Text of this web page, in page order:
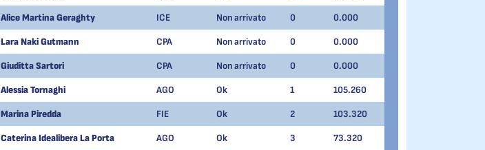
Alice Martina Geraghty ICE Non arrivato 0 0.000
Lara Naki Gutmann CPA Non arrivato 0 0.000
Giuditta Sartori CPA Non arrivato 0 0.000
Alessia Tornaghi AGO Ok 1 105.260
Marina Piredda FIE Ok 2 103.320
Caterina Idealibera La Porta AGO Ok 3 73.320